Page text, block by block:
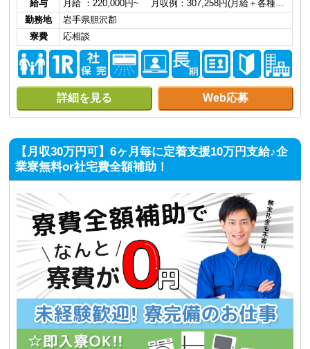
給与
月給 ：220,000円~ 月収例：307,258円(月給＋各種…
勤務地
岩手県胆沢郡
寮費
応相談
詳細を見る Web応募
【月収30万円可】6ヶ月毎に定着支援10万円支給♪企
業寮無料or社宅費全額補助！